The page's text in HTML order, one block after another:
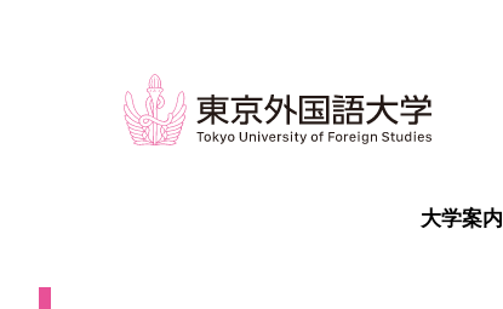
大学案内